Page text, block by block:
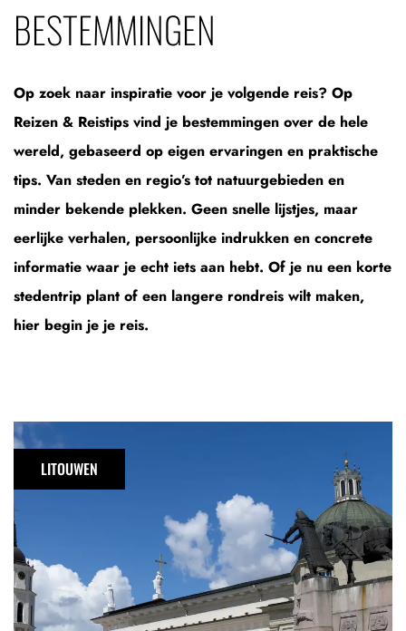
BESTEMMINGEN
Op zoek naar inspiratie voor je volgende reis? Op
Reizen & Reistips vind je bestemmingen over de hele
wereld, gebaseerd op eigen ervaringen en praktische
tips. Van steden en regio’s tot natuurgebieden en
minder bekende plekken. Geen snelle lijstjes, maar
eerlijke verhalen, persoonlijke indrukken en concrete
informatie waar je echt iets aan hebt. Of je nu een korte
stedentrip plant of een langere rondreis wilt maken,
hier begin je je reis.
Stedentrip
Vilnius:
de
mooiste
bezienswaardigheden
en
tips
LITOUWEN